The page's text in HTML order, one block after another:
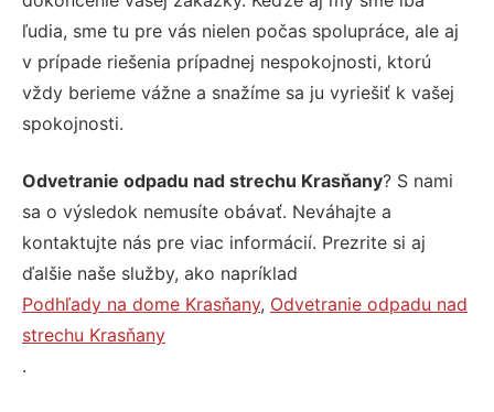
ľudia, sme tu pre vás nielen počas spolupráce, ale aj
v prípade riešenia prípadnej nespokojnosti, ktorú
vždy berieme vážne a snažíme sa ju vyriešiť k vašej
spokojnosti.
Odvetranie odpadu nad strechu Krasňany? S nami
sa o výsledok nemusíte obávať. Neváhajte a
kontaktujte nás pre viac informácií. Prezrite si aj
ďalšie naše služby, ako napríklad
Podhľady na dome Krasňany, Odvetranie odpadu nad
strechu Krasňany
.